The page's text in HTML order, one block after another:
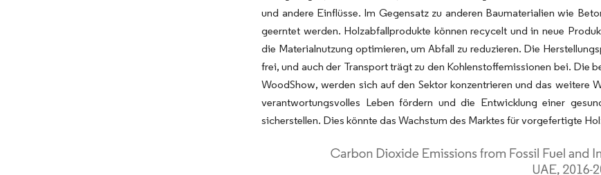
und andere Einflüsse. Im Gegensatz zu anderen Baumaterialien wie
geerntet werden. Holzabfallprodukte können recycelt und in neue
die Materialnutzung optimieren, um Abfall zu reduzieren. Die
frei, und auch der Transport trägt zu den Kohlenstoffemissionen bei. Die
WoodShow, werden sich auf den Sektor konzentrieren und das weitere
verantwortungsvolles Leben fördern und die Entwicklung einer
sicherstellen. Dies könnte das Wachstum des Marktes für vorgefertigte